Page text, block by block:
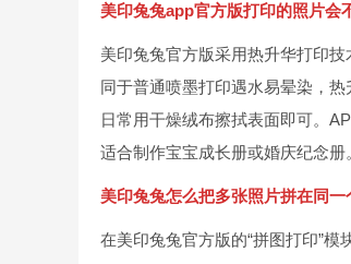
美印兔兔app官方版打印的照片会
美印兔兔官方版采用热升华打印
同于普通喷墨打印遇水易晕染，
日常用干燥绒布擦拭表面即可。
适合制作宝宝成长册或婚庆纪念册
美印兔兔怎么把多张照片拼在同一
在美印兔兔官方版的“拼图打印”